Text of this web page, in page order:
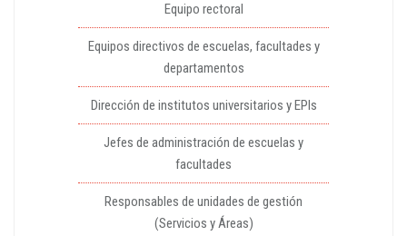
Equipo rectoral
Equipos directivos de escuelas, facultades y
departamentos
Dirección de institutos universitarios y EPIs
Jefes de administración de escuelas y
facultades
Responsables de unidades de gestión
(Servicios y Áreas)